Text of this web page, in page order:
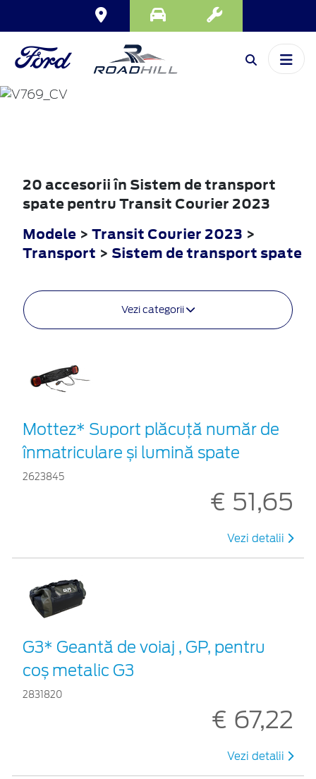
TRANSIT
COURIER
20 accesorii în Sistem de transport
spate pentru Transit Courier 2023
Modele > Transit Courier 2023 >
Transport > Sistem de transport spate
Vezi categorii
Mottez* Suport plăcuță număr de
înmatriculare și lumină spate
2623845
€ 51,65
Vezi detalii
G3* Geantă de voiaj , GP, pentru
coș metalic G3
2831820
€ 67,22
Vezi detalii